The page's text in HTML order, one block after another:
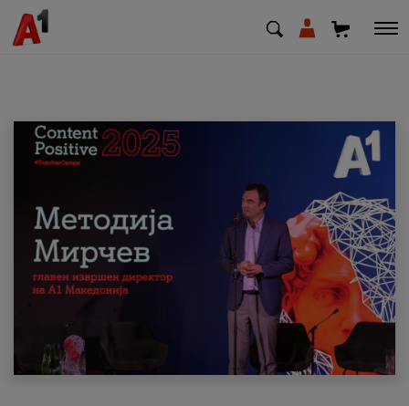
МК EN
Приватни Деловни
Поддршка
Надополни кредит